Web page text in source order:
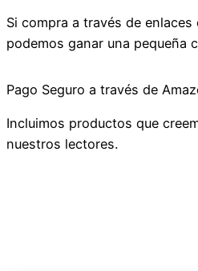
Si compra a través de enlaces
podemos ganar una pequeña
Pago Seguro a través de
Incluimos productos que
nuestros lectores.